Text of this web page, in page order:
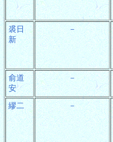
裘日
新
－
俞道
安
－
繆二 －